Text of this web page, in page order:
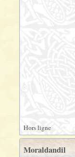
Hors ligne
Moraldandil